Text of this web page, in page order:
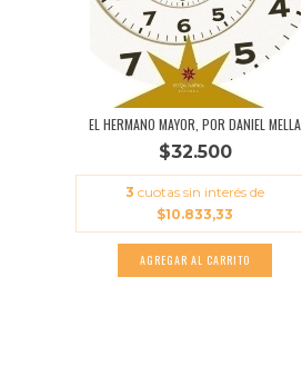
EL HERMANO MAYOR, POR DANIEL MELLA
$32.500
3 cuotas sin interés de
$10.833,33